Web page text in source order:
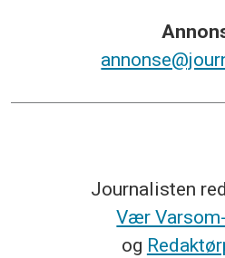
Journalisten
Vær
og